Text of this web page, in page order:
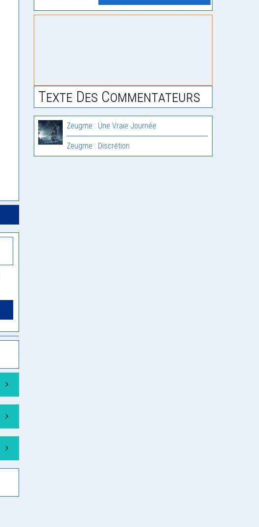
Texte Des Commentateurs
Zeugme : Une Vraie Journée
Zeugme : Discrétion